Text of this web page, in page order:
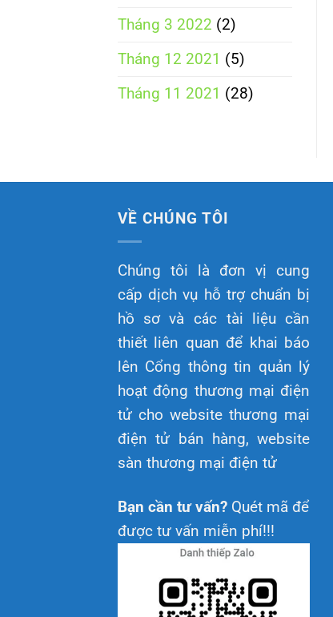
Tháng 3 2022 (2)
Tháng 12 2021 (5)
Tháng 11 2021 (28)
VỀ CHÚNG TÔI
Chúng tôi là đơn vị cung
cấp dịch vụ hỗ trợ chuẩn bị
hồ sơ và các tài liệu cần
thiết liên quan để khai báo
lên Cổng thông tin quản lý
hoạt động thương mại điện
tử cho website thương mại
điện tử bán hàng, website
sàn thương mại điện tử
Bạn cần tư vấn? Quét mã để
được tư vấn miễn phí!!!